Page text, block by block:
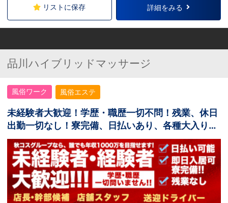
リストに保存 詳細をみる
品川ハイブリッドマッサージ
風俗ワーク 風俗エステ
未経験者大歓迎！学歴・職歴一切不問！残業、休日
出勤一切なし！寮完備、日払いあり、各種大入り手
当あり！